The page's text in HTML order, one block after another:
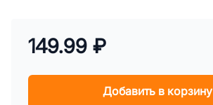
149.99 ₽
Добавить в корзину